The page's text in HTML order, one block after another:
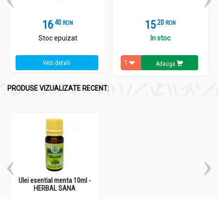
16.4 RON
Stoc epuizat
Vezi detalii
15.2 RON
In stoc
Adauga
PRODUSE VIZUALIZATE RECENT:
Ulei esential menta 10ml -
HERBAL SANA